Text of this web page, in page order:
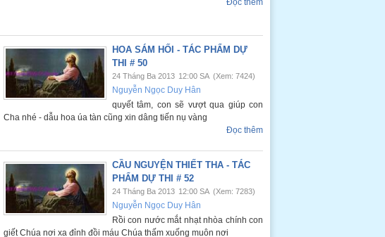
Đọc thêm
HOA SÁM HỐI - TÁC PHẨM DỰ
THI # 50
24 Tháng Ba 2013 12:00 SA (Xem: 7424)
Nguyễn Ngọc Duy Hân
quyết tâm, con sẽ vượt qua giúp con
Cha nhé - dẫu hoa úa tàn cũng xin dâng tiến nụ vàng
Đọc thêm
CẦU NGUYỆN THIẾT THA - TÁC
PHẨM DỰ THI # 52
24 Tháng Ba 2013 12:00 SA (Xem: 7283)
Nguyễn Ngọc Duy Hân
Rồi con nước mắt nhạt nhòa chính con
giết Chúa nơi xa đỉnh đồi máu Chúa thấm xuống muôn nơi